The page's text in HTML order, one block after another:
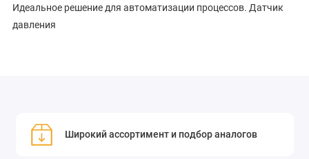
Идеальное решение для автоматизации процессов. Датчик
давления
Широкий ассортимент и подбор аналогов